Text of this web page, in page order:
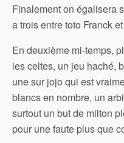
Finalement on égalisera
a trois entre toto Franck
En deuxième mi-temps,
les celtes, un jeu haché,
une sur jojo qui est
blancs en nombre, un
surtout un but de milton
pour une faute plus que